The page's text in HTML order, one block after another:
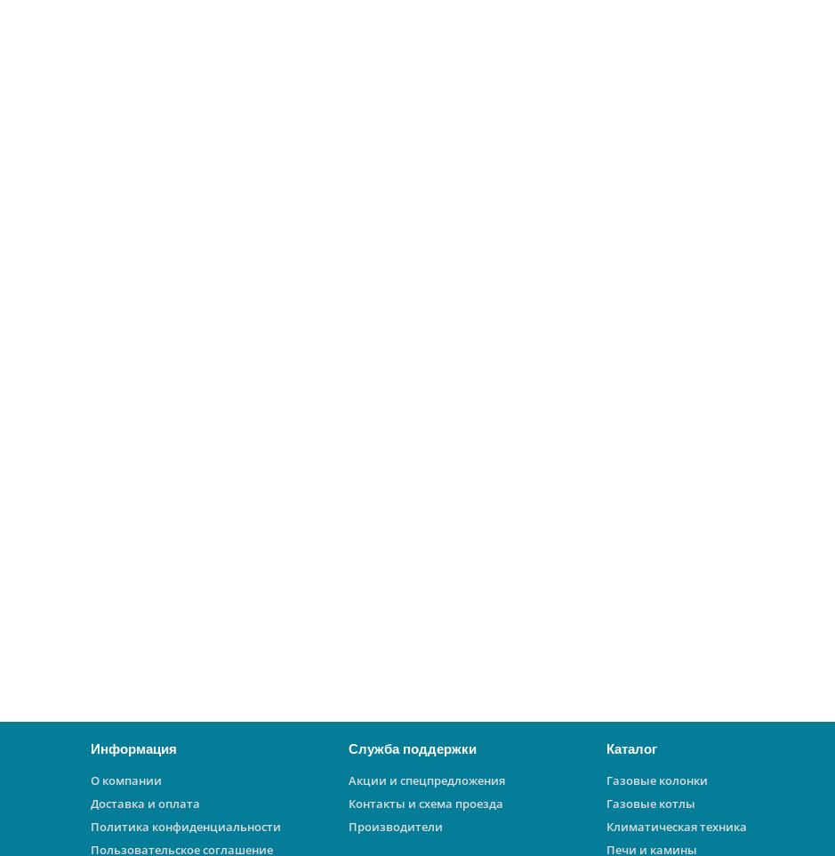
Информация
О компании
Доставка и оплата
Политика конфиденциальности
Пользовательское соглашение
Служба поддержки
Акции и спецпредложения
Контакты и схема проезда
Производители
Каталог
Газовые колонки
Газовые котлы
Климатическая техника
Печи и камины